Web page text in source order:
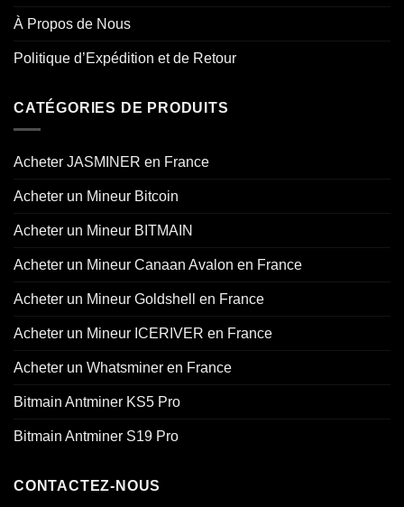
À Propos de Nous
Politique d’Expédition et de Retour
CATÉGORIES DE PRODUITS
Acheter JASMINER en France
Acheter un Mineur Bitcoin
Acheter un Mineur BITMAIN
Acheter un Mineur Canaan Avalon en France
Acheter un Mineur Goldshell en France
Acheter un Mineur ICERIVER en France
Acheter un Whatsminer en France
Bitmain Antminer KS5 Pro
Bitmain Antminer S19 Pro
CONTACTEZ-NOUS